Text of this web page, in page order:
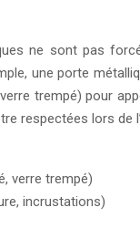
ne sont pas
une porte
trempé) pour
respectées lors de
verre trempé)
incrustations)